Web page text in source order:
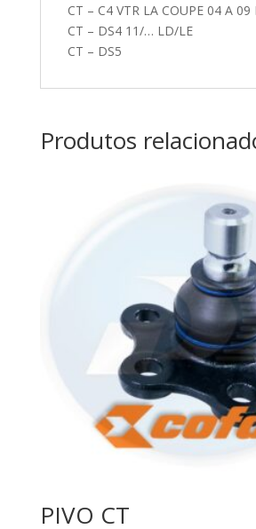
CT – C4 VTR LA COUPE 04 A 09
CT – DS4 11/… LD/LE
CT – DS5
Produtos
PIVO CT